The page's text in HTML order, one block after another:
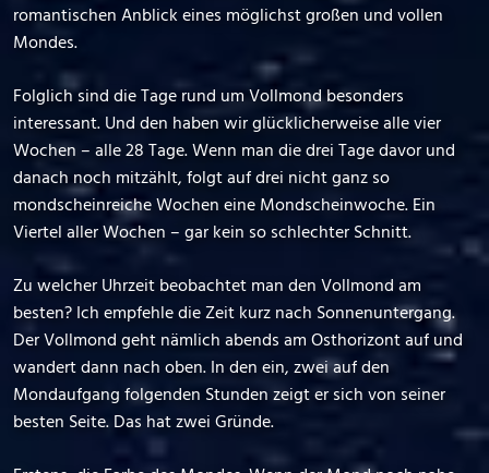
romantischen Anblick eines möglichst großen und vollen
Mondes.
Folglich sind die Tage rund um Vollmond besonders
interessant. Und den haben wir glücklicherweise alle vier
Wochen – alle 28 Tage. Wenn man die drei Tage davor und
danach noch mitzählt, folgt auf drei nicht ganz so
mondscheinreiche Wochen eine Mondscheinwoche. Ein
Viertel aller Wochen – gar kein so schlechter Schnitt.
Zu welcher Uhrzeit beobachtet man den Vollmond am
besten? Ich empfehle die Zeit kurz nach Sonnenuntergang.
Der Vollmond geht nämlich abends am Osthorizont auf und
wandert dann nach oben. In den ein, zwei auf den
Mondaufgang folgenden Stunden zeigt er sich von seiner
besten Seite. Das hat zwei Gründe.